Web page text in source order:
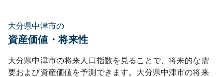
大分県中津市の
資産価値・将来性
大分県中津市の将来人口指数を見ることで、将来的な需
要および資産価値を予測できます。 大分県中津市の将来